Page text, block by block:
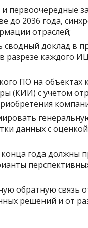
первоочередные
до 2036 года,
отраслей;
доклад в
разрезе каждого
ПО на объектах
(КИИ) с учётом
данных с
года должны
обратную связь
решений и от